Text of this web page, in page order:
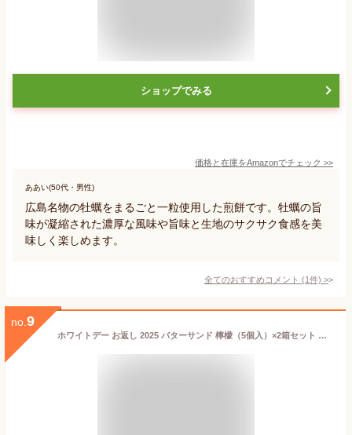
ショップでみる
価格と在庫をAmazonでチェック >>
ああい(50代・男性)
広島名物の牡蠣をまるごと一粒使用した煎餅です。牡蠣の旨
味が凝縮された濃厚な風味や旨味と生地のサクサク食感を美
味しく楽しめます。
全てのおすすめコメント (1件) >
no. 9
ホワイトデー お返し 2025 バターサンド 檸檬（5個入）×2箱セット プレスバターサンド お土産 御歳暮 御中元 誕生日 父の日 母の日 プレゼント お取り寄せ スイーツ バレンタインデー ホワイトデー